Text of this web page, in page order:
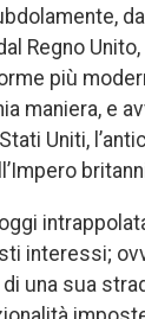
Regno
più
maniera, e
Uniti,
interessi;
una sua